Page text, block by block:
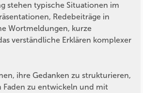
stehen typische Situationen im
Redebeiträge in
Wortmeldungen, kurze
verständliche Erklären komplexer
ihre Gedanken zu strukturieren,
Faden zu entwickeln und mit